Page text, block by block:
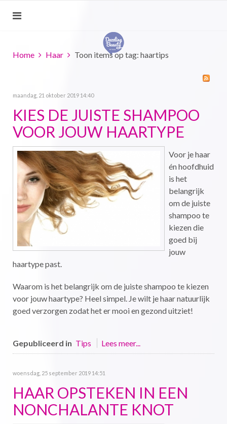
Home Haar Toon items op tag: haartips
maandag, 21 oktober 2019 14:40
KIES DE JUISTE SHAMPOO
VOOR JOUW HAARTYPE
Voor je haar
én hoofdhuid
is het
belangrijk
om de juiste
shampoo te
kiezen die
goed bij
jouw
haartype past.
Waarom is het belangrijk om de juiste shampoo te kiezen
voor jouw haartype? Heel simpel. Je wilt je haar natuurlijk
goed verzorgen zodat het er mooi en gezond uitziet!
Gepubliceerd in Tips Lees meer...
woensdag, 25 september 2019 14:51
HAAR OPSTEKEN IN EEN
NONCHALANTE KNOT